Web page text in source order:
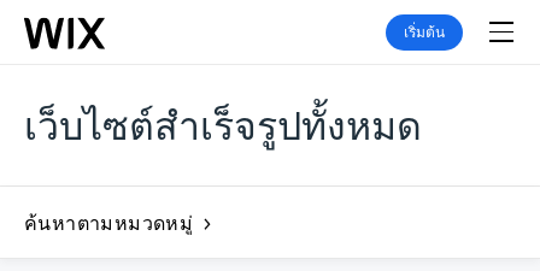
เริ่มต้น
เว็บไซต์สำเร็จรูปทั้งหมด
ค้นหาตามหมวดหมู่